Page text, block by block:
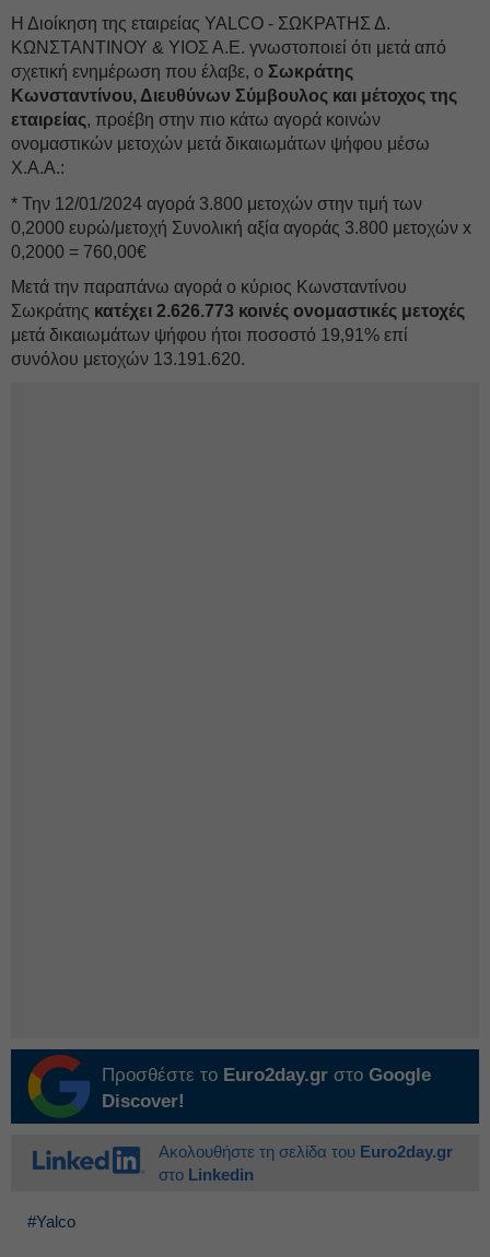
Η Διοίκηση της εταιρείας YALCO - ΣΩΚΡΑΤΗΣ Δ.
ΚΩΝΣΤΑΝΤΙΝΟΥ & ΥΙΟΣ Α.Ε. γνωστοποιεί ότι μετά από
σχετική ενημέρωση που έλαβε, ο Σωκράτης
Κωνσταντίνου, Διευθύνων Σύμβουλος και μέτοχος της
εταιρείας, προέβη στην πιο κάτω αγορά κοινών
ονομαστικών μετοχών μετά δικαιωμάτων ψήφου μέσω
Χ.Α.Α.:
* Την 12/01/2024 αγορά 3.800 μετοχών στην τιμή των
0,2000 ευρώ/μετοχή Συνολική αξία αγοράς 3.800 μετοχών x
0,2000 = 760,00€
Μετά την παραπάνω αγορά ο κύριος Κωνσταντίνου
Σωκράτης κατέχει 2.626.773 κοινές ονομαστικές μετοχές
μετά δικαιωμάτων ψήφου ήτοι ποσοστό 19,91% επί
συνόλου μετοχών 13.191.620.
Προσθέστε το Euro2day.gr στο Google
Discover!
Ακολουθήστε τη σελίδα του Euro2day.gr
στο Linkedin
#Yalco